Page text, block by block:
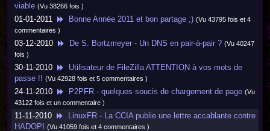
viable (Vu 38266 fois )
01-01-2011 Bonne Année 2011 et bon partage ;) (Vu 43795 fois et 4
commentaires )
03-12-2010 De S. Bortzmeyer - Un DNS en pair-à-pair ? (Vu 40247
fois )
30-11-2010
Utilisateur de FileZilla ATTENTION à vos mots de
passe !! (Vu 42928 fois et 5 commentaires )
24-11-2010 P2PFR - quelques soucis de chargement de page (Vu
43122 fois et un commentaire )
11-11-2010
LinuxFR - La CCIA publie une lettre accablante contre
HADOPI (Vu 41059 fois et 4 commentaires )